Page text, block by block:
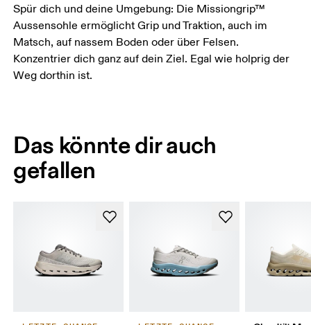
Spür dich und deine Umgebung: Die Missiongrip™
Aussensohle ermöglicht Grip und Traktion, auch im
Matsch, auf nassem Boden oder über Felsen.
Konzentrier dich ganz auf dein Ziel. Egal wie holprig der
Weg dorthin ist.
Das könnte dir auch
gefallen